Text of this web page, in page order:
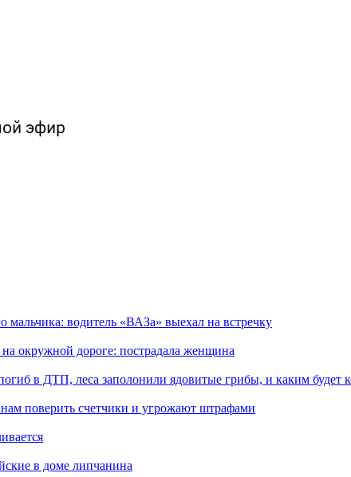
мальчика: водитель «ВАЗа» выехал на встречку
на окружной дороге: пострадала женщина
в ДТП, леса заполонили ядовитые грибы, и каким будет
поверить счетчики и угрожают штрафами
в доме липчанина